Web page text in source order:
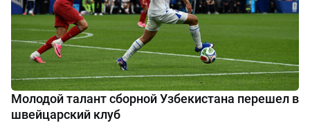
Молодой талант сборной Узбекистана перешел в
швейцарский клуб